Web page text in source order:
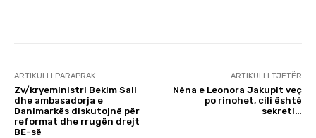
ARTIKULLI PARAPRAK
Zv/kryeministri Bekim Sali
dhe ambasadorja e
Danimarkës diskutojnë për
reformat dhe rrugën drejt
BE-së
ARTIKULLI TJETËR
Nëna e Leonora Jakupit veç
po rinohet, cili është
sekreti…